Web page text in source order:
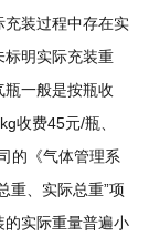
充装过程中存在实
标明实际充装重
一般是按瓶收
收费45元/瓶、
的《气体管理系
重、实际总重”项
的实际重量普遍小